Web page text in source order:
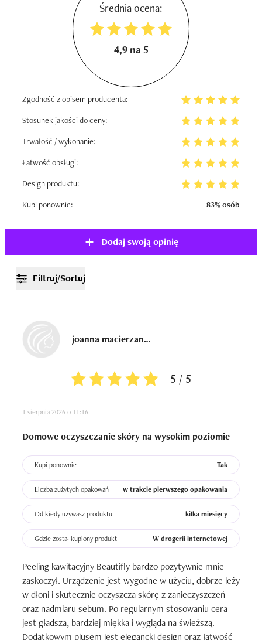
Średnia ocena:
4,9 na 5
Zgodność z opisem producenta:
Stosunek jakości do ceny:
Trwałość / wykonanie:
Łatwość obsługi:
Design produktu:
Kupi ponownie:
83% osób
Dodaj swoją opinię
Filtruj/Sortuj
joanna macierzanka
5 / 5
1 sierpnia 2026 o 11:16
Domowe oczyszczanie skóry na wysokim poziomie
Kupi ponownie Tak
Liczba zużytych opakowań w trakcie pierwszego opakowania
Od kiedy używasz produktu kilka miesięcy
Gdzie został kupiony produkt W drogerii internetowej
Peeling kawitacyjny Beautifly bardzo pozytywnie mnie
zaskoczył. Urządzenie jest wygodne w użyciu, dobrze leży
w dłoni i skutecznie oczyszcza skórę z zanieczyszczeń
oraz nadmiaru sebum. Po regularnym stosowaniu cera
jest gładsza, bardziej miękka i wygląda na świeższą.
Dodatkowym plusem jest elegancki design oraz łatwość